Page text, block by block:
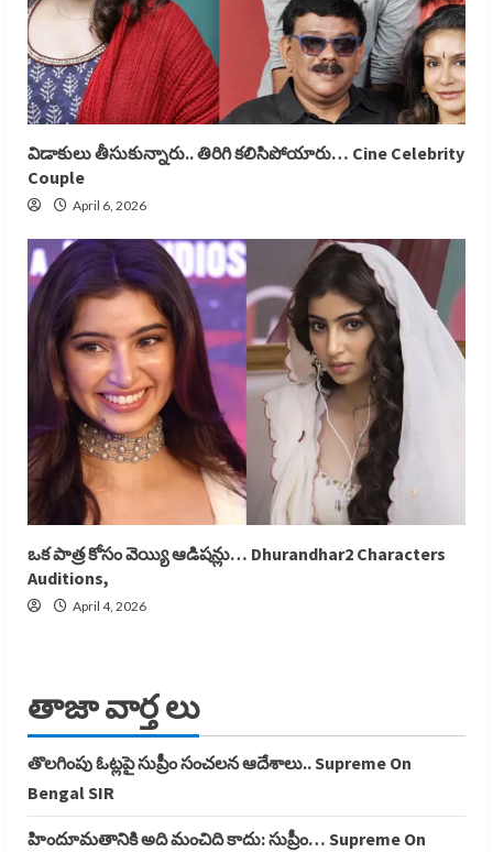
విడాకులు తీసుకున్నారు.. తిరిగి కలిసిపోయారు… Cine Celebrity
Couple
April 6, 2026
ఒక పాత్ర కోసం వెయ్యి ఆడిషన్లు… Dhurandhar2 Characters
Auditions,
April 4, 2026
తాజా వార్త లు
తొలగింపు ఓట్లపై సుప్రీం సంచలన ఆదేశాలు.. Supreme On
Bengal SIR
హిందూమతానికి అది మంచిది కాదు: సుప్రీం… Supreme On